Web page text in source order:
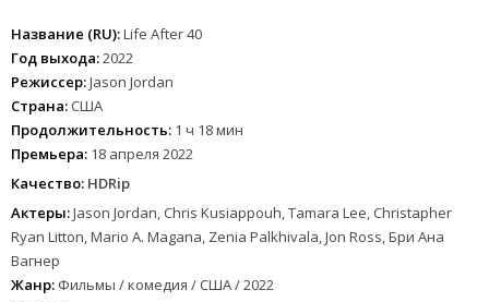
Название (RU):Life After 40
Год выхода:2022
Режиссер:Jason Jordan
Страна: США
Продолжительность: 1 ч 18 мин
Премьера: 18 апреля 2022
Качество: HDRip
Актеры:Jason Jordan, Chris Kusiappouh, Tamara Lee, Christapher
Ryan Litton, Mario A. Magana, Zenia Palkhivala, Jon Ross, Бри Ана
Вагнер
Жанр: Фильмы / комедия / США / 2022